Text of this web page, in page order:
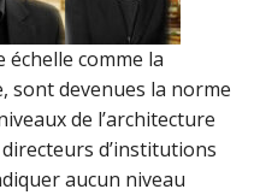
comme la
sont devenues la norme
de l’architecture
directeurs d’institutions
aucun niveau